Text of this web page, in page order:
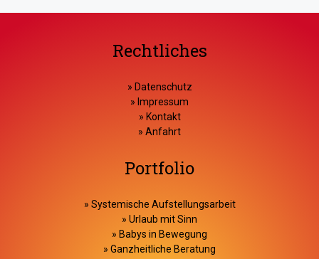
Rechtliches
» Datenschutz
» Impressum
» Kontakt
» Anfahrt
Portfolio
» Systemische Aufstellungsarbeit
» Urlaub mit Sinn
» Babys in Bewegung
» Ganzheitliche Beratung